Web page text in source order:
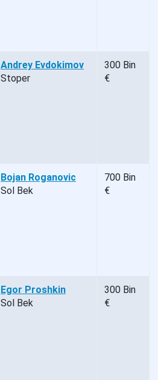
Andrey Evdokimov
Stoper
300 Bin
€
Bojan Roganovic
Sol Bek
700 Bin
€
Egor Proshkin
Sol Bek
300 Bin
€